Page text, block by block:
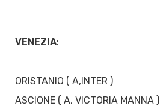
VENEZIA:
ORISTANIO ( A,INTER )
ASCIONE ( A, VICTORIA MANNA )